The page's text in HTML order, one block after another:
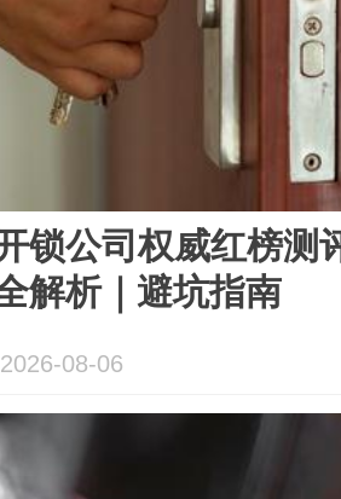
锁公司权威红榜测
解析｜避坑指南
08-06